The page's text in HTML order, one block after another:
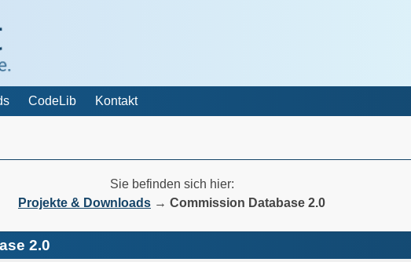
CodeLib Kontakt
Sie befinden sich hier:
Projekte & Downloads → Commission Database 2.0
2.0